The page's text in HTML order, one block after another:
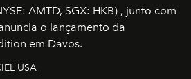
AMTD, SGX: HKB) , junto com
o lançamento da
em Davos.
USA